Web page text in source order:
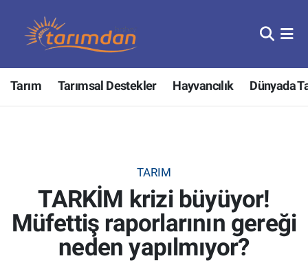
Tarım Tarımsal Destekler Hayvancılık Dünyada
TARIM
TARKİM krizi büyüyor!
Müfettiş raporlarının gereği
neden yapılmıyor?
Tarım
Hayvancılık
Tarımsal Destekler
Tarım Bakanlığı
Nöbetçi Eczaneler
Hava Durumu
Tüm Manşetler
Son Dakika Haberleri